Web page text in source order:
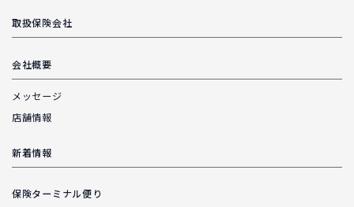
取扱保険会社
会社概要
メッセージ
店舗情報
新着情報
保険ターミナル便り